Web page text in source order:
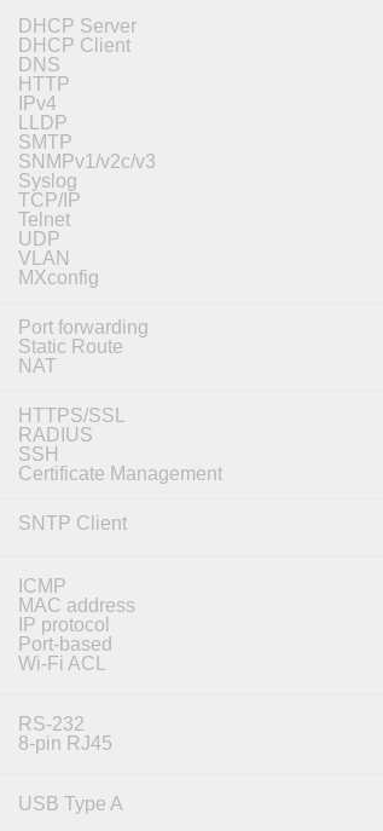
DHCP Server
DHCP Client
DNS
HTTP
IPv4
LLDP
SMTP
SNMPv1/v2c/v3
Syslog
TCP/IP
Telnet
UDP
VLAN
MXconfig
Port forwarding
Static Route
NAT
HTTPS/SSL
RADIUS
SSH
Certificate Management
SNTP Client
ICMP
MAC address
IP protocol
Port-based
Wi-Fi ACL
RS-232
8-pin RJ45
USB Type A